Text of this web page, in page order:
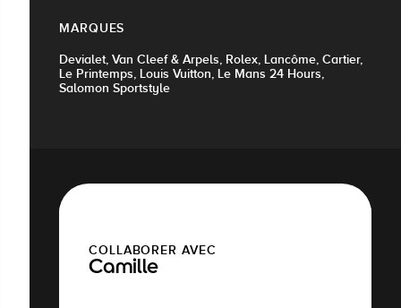
MARQUES
Devialet, Van Cleef & Arpels, Rolex, Lancôme, Cartier,
Le Printemps, Louis Vuitton, Le Mans 24 Hours,
Salomon Sportstyle
COLLABORER AVEC
Camille